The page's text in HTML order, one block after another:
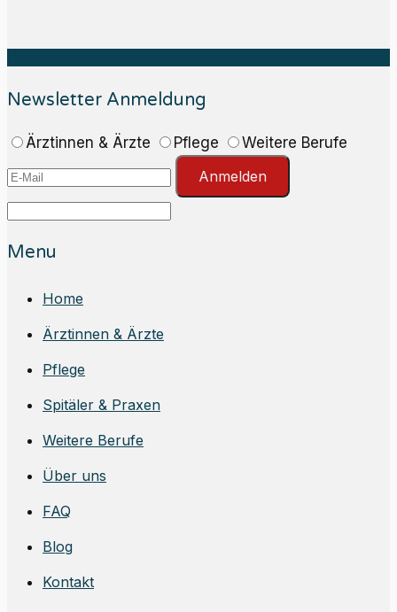
Newsletter Anmeldung
Ärztinnen & Ärzte Pflege
Weitere Berufe
Anmelden
Menu
Home
Ärztinnen & Ärzte
Pflege
Spitäler & Praxen
Weitere Berufe
Über uns
FAQ
Blog
Kontakt